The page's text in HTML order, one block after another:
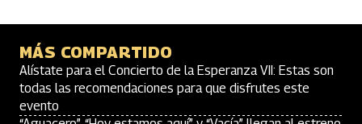
MÁS COMPARTIDO
Alístate para el Concierto de la Esperanza VII: Estas son
todas las recomendaciones para que disfrutes este
evento